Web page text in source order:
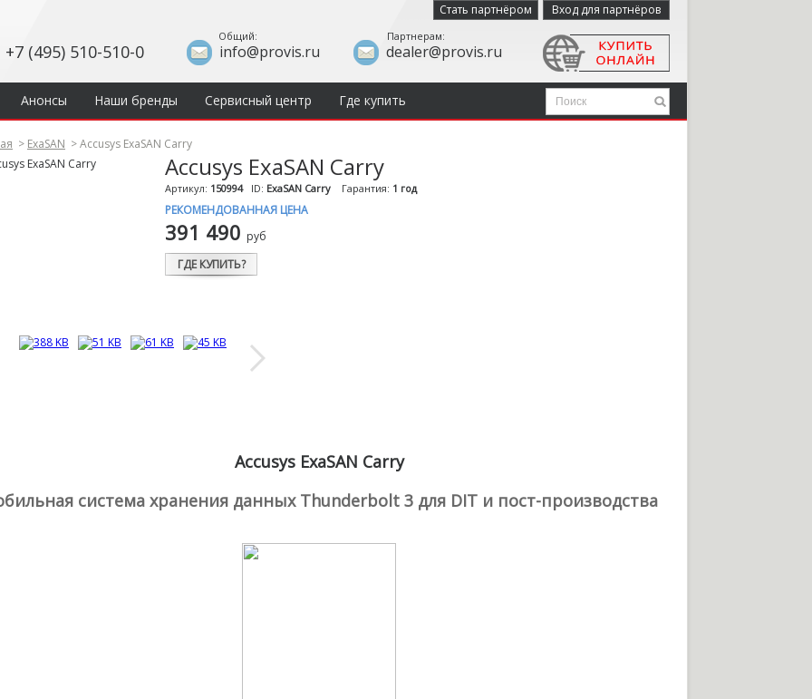
Стать партнёром Вход для партнёров
+7 (495) 510-510-0 info@provis.ru dealer@provis.ru
Общий: Партнерам:
Анонсы Наши бренды Сервисный центр Где купить
> ExaSAN >Accusys ExaSAN Carry
Accusys ExaSAN Carry
Артикул: 150994ID: ExaSAN Carry Гарантия: 1 год
РЕКОМЕНДОВАННАЯ ЦЕНА
391 490 руб
ГДЕ КУПИТЬ?
Accusys ExaSAN Carry
система хранения данных Thunderbolt 3 для DIT и пост-производства